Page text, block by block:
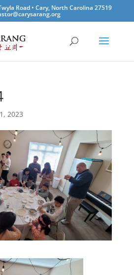
Road • Cary, North Carolina 27519
2023